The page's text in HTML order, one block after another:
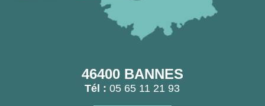
46400 BANNES
Tél : 05 65 11 21 93